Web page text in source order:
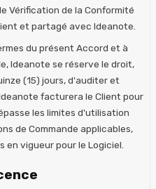
Vérification de la Conformité
et partagé avec Ideanote.
du présent Accord et à
Ideanote se réserve le droit,
(15) jours, d'auditer et
facturera le Client pour
les limites d'utilisation
de Commande applicables,
en vigueur pour le Logiciel.